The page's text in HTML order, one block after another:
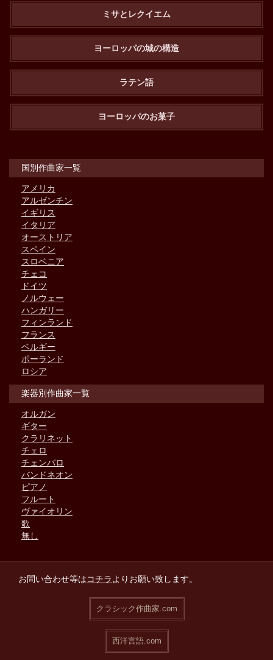
ミサとレクイエム
ヨーロッパの城の構造
ラテン語
ヨーロッパのお菓子
国別作曲家一覧
アメリカ
アルゼンチン
イギリス
イタリア
オーストリア
スペイン
スロベニア
チェコ
ドイツ
ノルウェー
ハンガリー
フィンランド
フランス
ベルギー
ポーランド
ロシア
楽器別作曲家一覧
オルガン
ギター
クラリネット
チェロ
チェンバロ
バンドネオン
ピアノ
フルート
ヴァイオリン
歌
無し
お問い合わせ等はコチラよりお願い致します。
クラシック作曲家.com
西洋言語.com